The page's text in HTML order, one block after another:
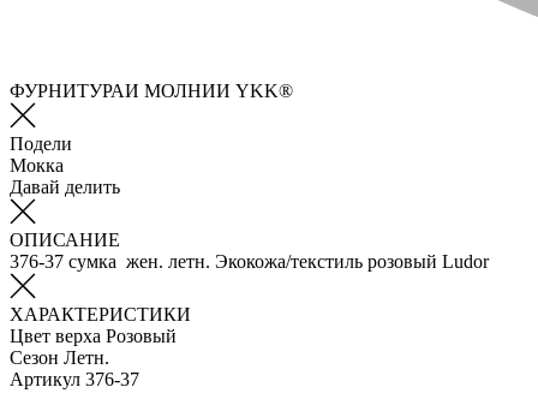
ФУРНИТУРАИ МОЛНИИ YKK®
Подели
Мокка
Давай делить
ОПИСАНИЕ
376-37 сумка жен. летн. Экокожа/текстиль розовый Ludor
ХАРАКТЕРИСТИКИ
Цвет верха Розовый
Сезон Летн.
Артикул 376-37